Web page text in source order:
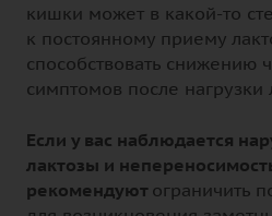
кишки может в какой-то
к постоянному приему
способствовать снижению
симптомов после нагрузки
Если у вас наблюдается
лактозы и
рекомендуют ограничить